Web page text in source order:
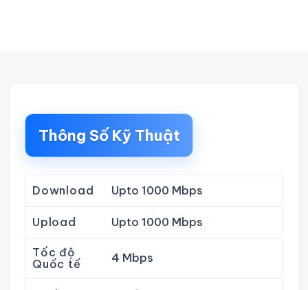
Thông Số Kỹ Thuật
Download Upto 1000 Mbps
Upload Upto 1000 Mbps
Tốc độ
Quốc tế
4 Mbps